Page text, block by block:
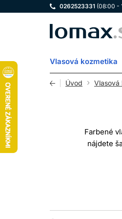
0262523331 (08:00 -
LOMAX
Vlasová kozmetika
Úvod Vlasová
Farbené
nájdete